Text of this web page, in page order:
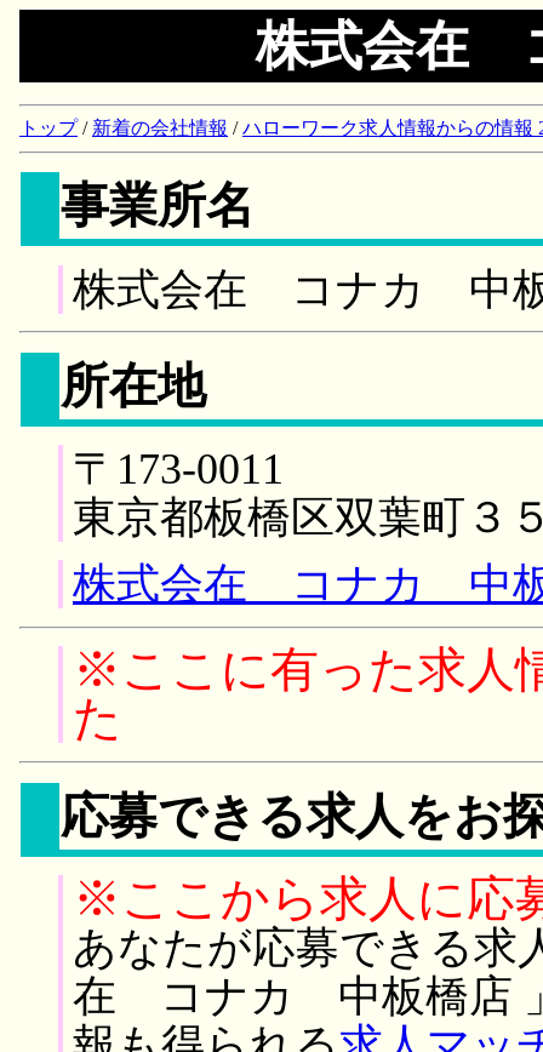
株式会在
トップ/ 新着の会社情報 /ハローワーク求人情報からの情報
事業所名
株式会在 コナカ 中
所在地
〒173-0011
東京都板橋区双葉町３
株式会在 コナカ 中
※ここに有った求人
た
応募できる求人をお
※ここから求人に応
あなたが応募できる求
在 コナカ 中板橋店